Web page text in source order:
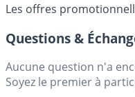
Les offres
Questions &
Aucune question n'a
Soyez le premier à